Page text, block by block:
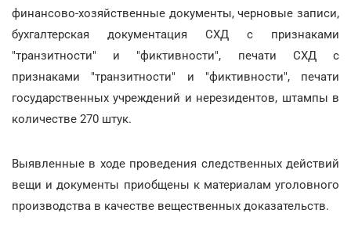
финансово-хозяйственные документы, черновые записи,
бухгалтерская документация СХД с признаками
"транзитности" и "фиктивности", печати СХД с
признаками "транзитности" и "фиктивности", печати
государственных учреждений и нерезидентов, штампы в
количестве 270 штук.
Выявленные в ходе проведения следственных действий
вещи и документы приобщены к материалам уголовного
производства в качестве вещественных доказательств.